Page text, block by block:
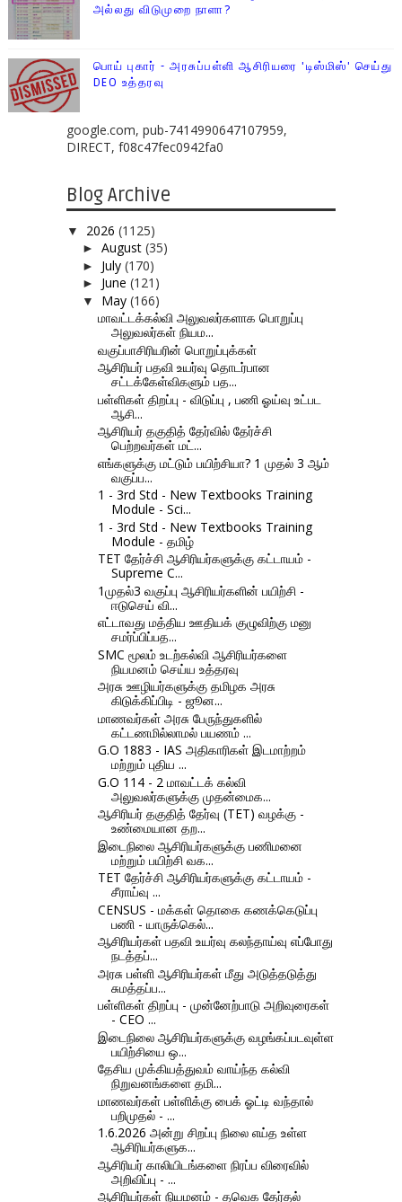
அல்லது விடுமுறை நாளா?
பொய் புகார் - அரசுப்பள்ளி ஆசிரியரை 'டிஸ்மிஸ்' செய்து
DEO உத்தரவு
google.com, pub-7414990647107959,
DIRECT, f08c47fec0942fa0
Blog Archive
▼ 2026 (1125)
► August (35)
► July (170)
► June (121)
▼ May (166)
மாவட்டக்கல்வி அலுவலர்களாக பொறுப்பு
அலுவலர்கள் நியம...
வகுப்பாசிரியரின் பொறுப்புக்கள்
ஆசிரியர் பதவி உயர்வு தொடர்பான
சட்டக்கேள்விகளும் பத...
பள்ளிகள் திறப்பு - விடுப்பு , பணி ஓய்வு உட்பட
ஆசி...
ஆசிரியர் தகுதித் தேர்வில் தேர்ச்சி
பெற்றவர்கள் மட்...
எங்களுக்கு மட்டும் பயிற்சியா? 1 முதல் 3 ஆம்
வகுப்ப...
1 - 3rd Std - New Textbooks Training
Module - Sci...
1 - 3rd Std - New Textbooks Training
Module - தமிழ்
TET தேர்ச்சி ஆசிரியர்களுக்கு கட்டாயம் -
Supreme C...
1முதல்3 வகுப்பு ஆசிரியர்களின் பயிற்சி -
ஈடுசெய் வி...
எட்டாவது மத்திய ஊதியக் குழுவிற்கு மனு
சமர்ப்பிப்பத...
SMC மூலம் உடற்கல்வி ஆசிரியர்களை
நியமனம் செய்ய உத்தரவு
அரசு ஊழியர்களுக்கு தமிழக அரசு
கிடுக்கிப்பிடி - ஜூன...
மாணவர்கள் அரசு பேருந்துகளில்
கட்டணமில்லாமல் பயணம் ...
G.O 1883 - IAS அதிகாரிகள் இடமாற்றம்
மற்றும் புதிய ...
G.O 114 - 2 மாவட்டக் கல்வி
அலுவலர்களுக்கு முதன்மைக...
ஆசிரியர் தகுதித் தேர்வு (TET) வழக்கு -
உண்மையான தற...
இடைநிலை ஆசிரியர்களுக்கு பணிமனை
மற்றும் பயிற்சி வக...
TET தேர்ச்சி ஆசிரியர்களுக்கு கட்டாயம் -
சீராய்வு ...
CENSUS - மக்கள் தொகை கணக்கெடுப்பு
பணி - யாருக்கெல்...
ஆசிரியர்கள் பதவி உயர்வு கலந்தாய்வு எப்போது
நடத்தப்...
அரசு பள்ளி ஆசிரியர்கள் மீது அடுத்தடுத்து
சுமத்தப்ப...
பள்ளிகள் திறப்பு - முன்னேற்பாடு அறிவுரைகள்
- CEO ...
இடைநிலை ஆசிரியர்களுக்கு வழங்கப்படவுள்ள
பயிற்சியை ஒ...
தேசிய முக்கியத்துவம் வாய்ந்த கல்வி
நிறுவனங்களை தமி...
மாணவர்கள் பள்ளிக்கு பைக் ஓட்டி வந்தால்
பறிமுதல் - ...
1.6.2026 அன்று சிறப்பு நிலை எய்த உள்ள
ஆசிரியர்களுக...
ஆசிரியர் காலியிடங்களை நிரப்ப விரைவில்
அறிவிப்பு - ...
ஆசிரியர்கள் நியமனம் - தவெக தேர்தல்